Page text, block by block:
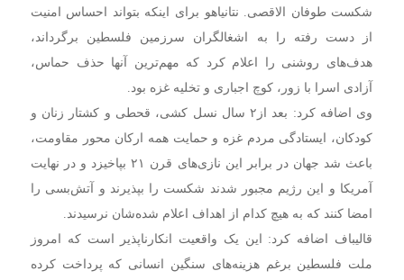
شکست طوفان الاقصی. نتانیاهو برای اینکه بتواند احساس امنیت
از دست رفته را به اشغالگران سرزمین فلسطین برگرداند،
هدف‌های روشنی را اعلام کرد که مهم‌ترین آنها حذف حماس،
آزادی اسرا با زور، کوچ اجباری و تخلیه غزه بود.
وی اضافه کرد: بعد از۲ سال نسل کشی، قحطی و کشتار زنان و
کودکان، ایستادگی مردم غزه و حمایت همه‌ ارکان محور مقاومت،
باعث شد جهان در برابر این نازی‌های قرن ۲۱ بپاخیزد و در نهایت
آمریکا و این رژیم مجبور شدند شکست را بپذیرند و آتش‌بسی را
امضا کنند که به هیچ کدام از اهداف اعلام شده‌شان نرسیدند.
قالیباف اضافه کرد: این یک واقعیت انکارناپذیر است که امروز
ملت فلسطین برغم هزینه‌های سنگین انسانی که پرداخت کرده